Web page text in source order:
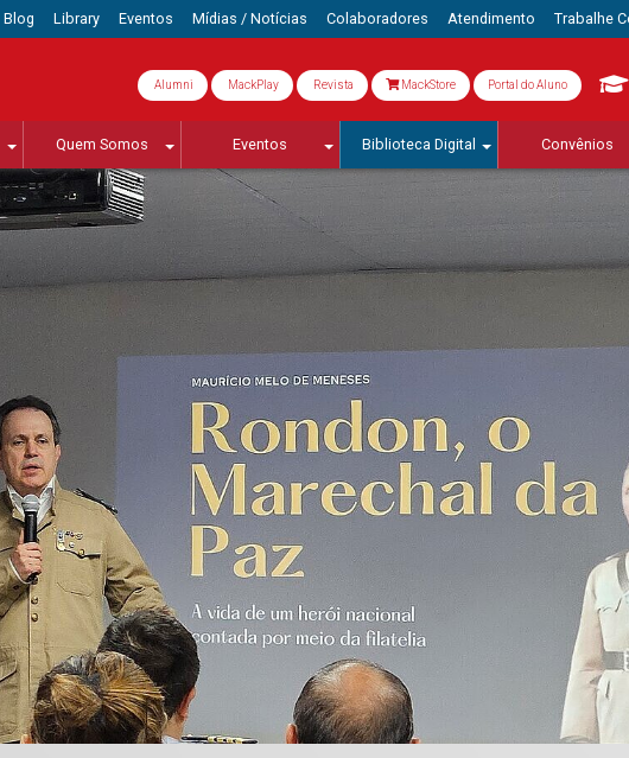
Blog Library Eventos Mídias / Notícias Colaboradores Atendimento Trabalhe
Alumni MackPlay Revista MackStore Portal do Aluno
Quem Somos Eventos Biblioteca Digital Convênios